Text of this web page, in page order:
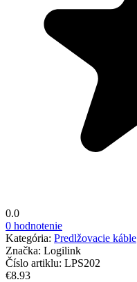
0.0
0 hodnotenie
Kategória: Predlžovacie káble
Značka: Logilink
Číslo artiklu: LPS202
€8.93